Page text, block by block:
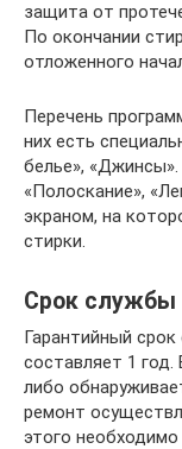
защита от
По окончании
отложенного
Перечень
них есть
белье»,
«Полоскание»,
экраном, на
стирки.
Срок службы
Гарантийный
составляет 1 год.
либо
ремонт
этого